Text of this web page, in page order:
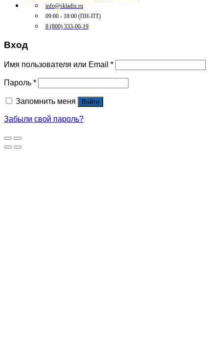
info@skladix.ru
09:00 - 18:00 (ПН-ПТ)
8 (800) 333-00-19
Вход
Имя пользователя или Email *
Пароль *
Запомнить меня Войти
Забыли свой пароль?